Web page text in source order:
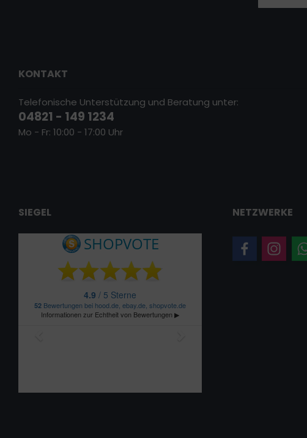
KONTAKT
Telefonische Unterstützung und Beratung unter:
04821 - 149 1234
Mo - Fr: 10:00 - 17:00 Uhr
SIEGEL NETZWERKE